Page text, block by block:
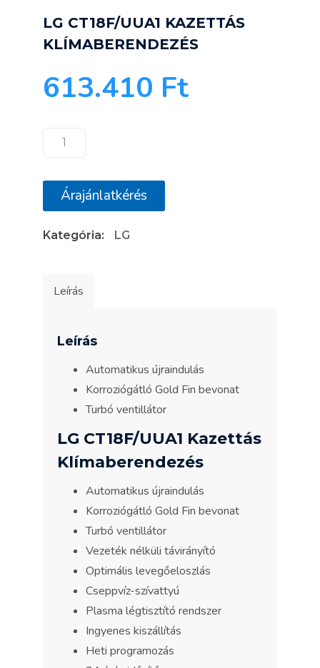
LG CT18F/UUA1 KAZETTÁS
KLÍMABERENDEZÉS
613.410 Ft
KAZETTÁS
KLÍMABERENDEZÉS
Árajánlatkérés
Kategória: LG
Leírás
Leírás
Automatikus újraindulás
Korroziógátló Gold Fin bevonat
Turbó ventillátor
LG CT18F/UUA1 Kazettás
Klímaberendezés
Automatikus újraindulás
Korroziógátló Gold Fin bevonat
Turbó ventillátor
Vezeték nélküli távirányító
Optimális levegőeloszlás
Cseppvíz-szívattyú
Plasma légtisztító rendszer
Ingyenes kiszállítás
Heti programozás